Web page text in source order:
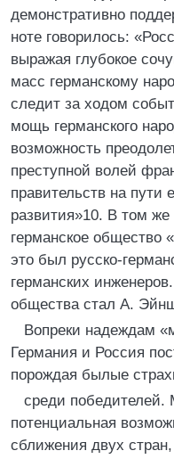
демонстративно
ноте говорилось:
выражая глубокое
масс германскому
следит за ходом
мощь германского
возможность
преступной волей
правительств на пути
развития»10. В том же
германское общество
это был русско-
германских
общества стал А.
Вопреки надеждам
Германия и Россия
порождая былые
среди победителей.
потенциальная
сближения двух